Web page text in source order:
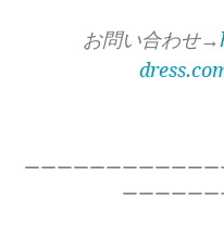
お問い合わせ→
ーーーーーーーーーーー
ーーーーー